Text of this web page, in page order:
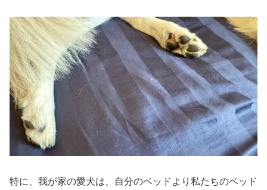
特に、我が家の愛犬は、自分のベッドより私たちのベッド